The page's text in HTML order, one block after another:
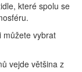
které spolu se
můžete vybrat
vejde většina z